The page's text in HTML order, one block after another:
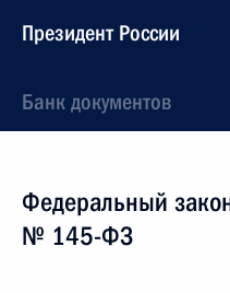
Президент России
Банк документов
Федеральный
№ 145-ФЗ